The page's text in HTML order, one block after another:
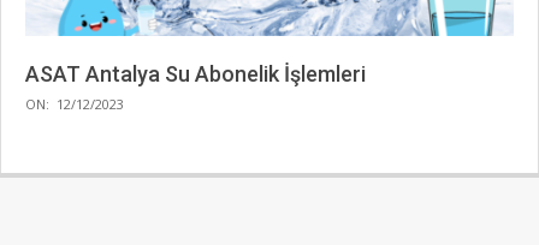
ASAT Antalya Su Abonelik İşlemleri
2023-
ON: 12/12/2023